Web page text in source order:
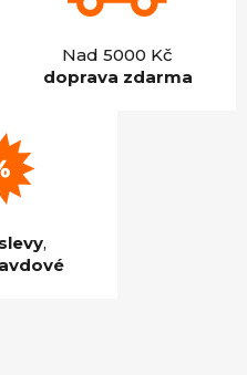
Nad 5000 Kč
doprava zdarma
slevy,